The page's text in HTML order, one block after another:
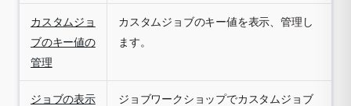
カスタムジョ
ブのキー値の
管理
カスタムジョブのキー値を表示、管理し
ます。
ジョブの表示
ジョブワークショップでカスタムジョブ